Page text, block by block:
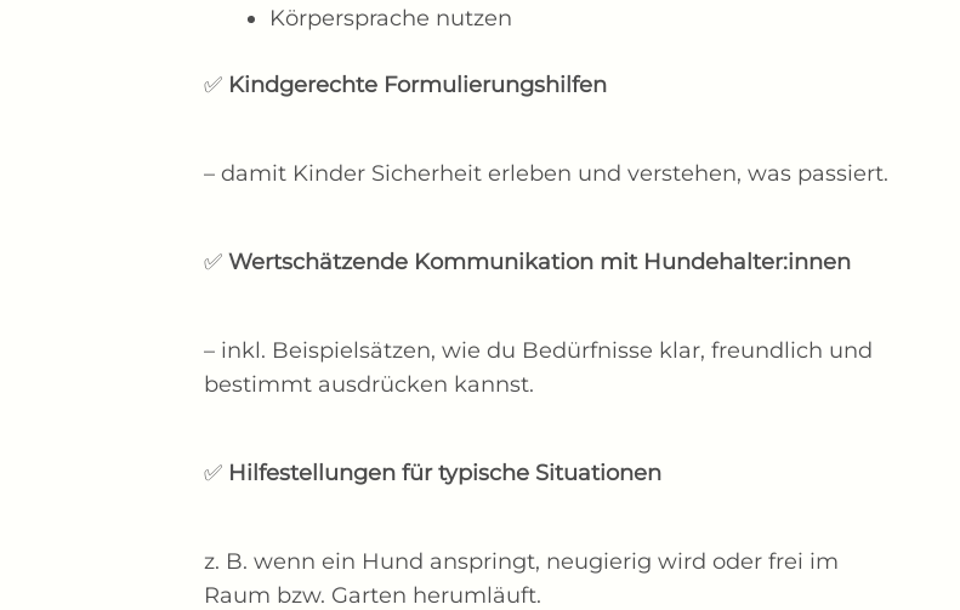
Körpersprache nutzen
✅ Kindgerechte Formulierungshilfen
– damit Kinder Sicherheit erleben und verstehen, was passiert.
✅Wertschätzende Kommunikation mit Hundehalter:innen
– inkl. Beispielsätzen, wie du Bedürfnisse klar, freundlich und
bestimmt ausdrücken kannst.
✅ Hilfestellungen für typische Situationen
z. B. wenn ein Hund anspringt, neugierig wird oder frei im
Raum bzw. Garten herumläuft.